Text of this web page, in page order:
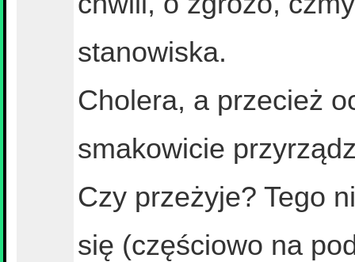
stanowiska.
Cholera, a przecież
smakowicie
Czy przeżyje? Tego
się (częściowo na